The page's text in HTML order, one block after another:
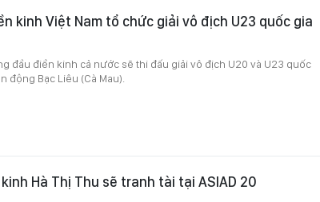
kinh Việt Nam tổ chức giải vô địch U23 quốc gia
đầu điền kinh cả nước sẽ thi đấu giải vô địch U20 và U23 quốc
động Bạc Liêu (Cà Mau).
Hà Thị Thu sẽ tranh tài tại ASIAD 20